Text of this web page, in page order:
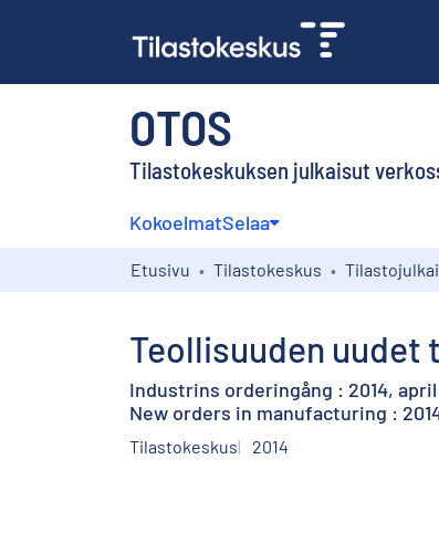
OTOS
Tilastokeskuksen julkaisut
KokoelmatSelaa
Etusivu Tilastokeskus
Teollisuuden uudet
Industrins orderingång : 2014, april
New orders in manufacturing :
Tilastokeskus 2014